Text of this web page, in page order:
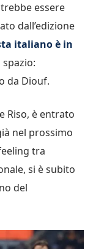
essere
dall’edizione
italiano è in
da Diouf.
Riso, è entrato
nel prossimo
tra
si è subito
del